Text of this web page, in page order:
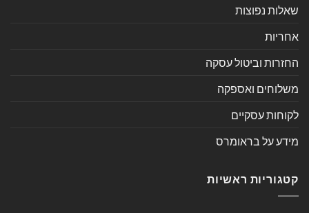
שאלות נפוצות
אחריות
החזרות וביטול עסקה
משלוחים ואספקה
לקוחות עסקיים
מידע על בראומרס
קטגוריות ראשיות